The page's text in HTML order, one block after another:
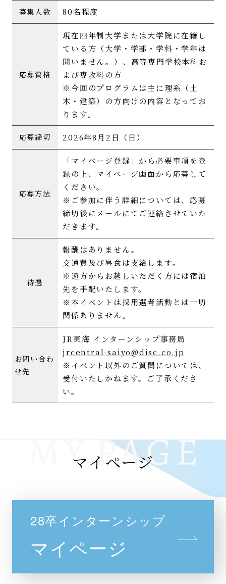
募集人数 80名程度
応募資格
現在四年制大学または大学院に在籍し
ている方（大学・学部・学科・学年は
問いません。）、高等専門学校本科お
よび専攻科の方
※今回のプログラムは主に理系（土
木・建築）の方向けの内容となってお
ります。
応募締切 2026年8月2日（日）
応募方法
「マイページ登録」から必要事項を登
録の上、マイページ画面から応募して
ください。
※ご参加に伴う詳細については、応募
締切後にメールにてご連絡させていた
だきます。
待遇
報酬はありません。
交通費及び昼食は支給します。
※遠方からお越しいただく方には宿泊
先を手配いたします。
※本イベントは採用選考活動とは一切
関係ありません。
お問い合わ
せ先
JR東海 インターンシップ事務局
jrcentral-saiyo@disc.co.jp
※イベント以外のご質問については、
受付いたしかねます。ご了承くださ
い。
マイページ
28卒インターンシップ
マイページ